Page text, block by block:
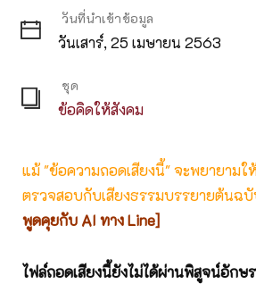
วันที่นำเข้าข้อมูล
วันเสาร์, 25 เมษายน 2563
ชุด
ข้อคิดให้สังคม
แม้ "ข้อความถอดเสียงนี้" จะพยายาม
ตรวจสอบกับเสียงธรรมบรรยายต้นฉ
พูดคุยกับ AI ทาง Line]
ไฟล์ถอดเสียงนี้ยังไม่ได้ผ่านพิสูจน์อัก